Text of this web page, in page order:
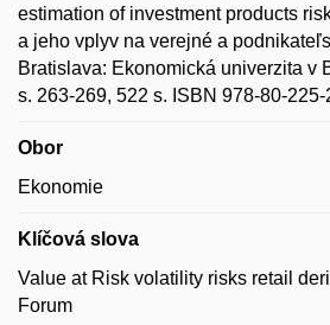
estimation of investment products
a jeho vplyv na verejné a
Bratislava: Ekonomická univerzita v
s. 263-269, 522 s. ISBN 978-80-225-
Obor
Ekonomie
Klíčová slova
Value at Risk volatility risks retail
Forum